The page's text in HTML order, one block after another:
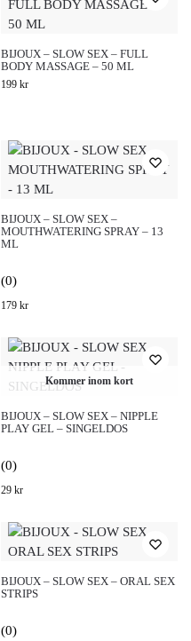
BIJOUX – SLOW SEX – FULL
BODY MASSAGE – 50 ML
199 kr
BIJOUX – SLOW SEX –
MOUTHWATERING SPRAY – 13
ML
(0)
179 kr
Kommer inom kort
BIJOUX – SLOW SEX – NIPPLE
PLAY GEL – SINGELDOS
(0)
29 kr
BIJOUX – SLOW SEX – ORAL SEX
STRIPS
(0)